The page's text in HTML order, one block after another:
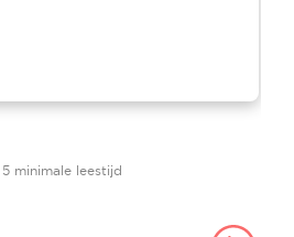
5 minimale leestijd